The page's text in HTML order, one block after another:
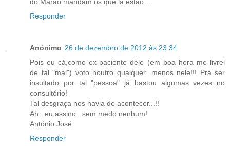
Responder
Anónimo 26 de dezembro de 2012 às 23:34
Pois eu cá,como ex-paciente dele (em boa hora me livrei
de tal "mal") voto noutro qualquer...menos nele!!! Pra ser
insultado por tal "pessoa" já bastou algumas vezes no
consultório!
Tal desgraça nos havia de acontecer...!!
Ah...eu assino...sem medo nenhum!
António José
Responder